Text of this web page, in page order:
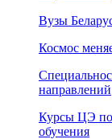
Вузы
Космос
направлений
Курсы ЦЭ по
обучения